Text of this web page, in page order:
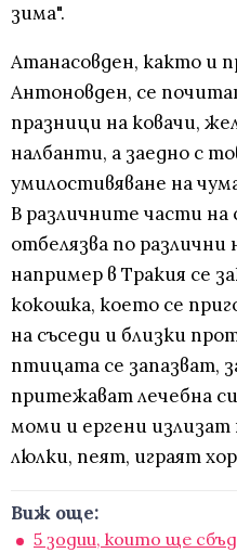
зима".
Атанасовден, както и
Антоновден, се
празници на ковачи,
налбанти, а заедно с
умилостивяване на
В различните части
отбелязва по
например в Тракия се
кокошка, което се
на съседи и близки
птицата се запазват,
притежават лечебна
моми и ергени излизат
люлки, пеят, играят
Виж още:
5 зодии, които ще